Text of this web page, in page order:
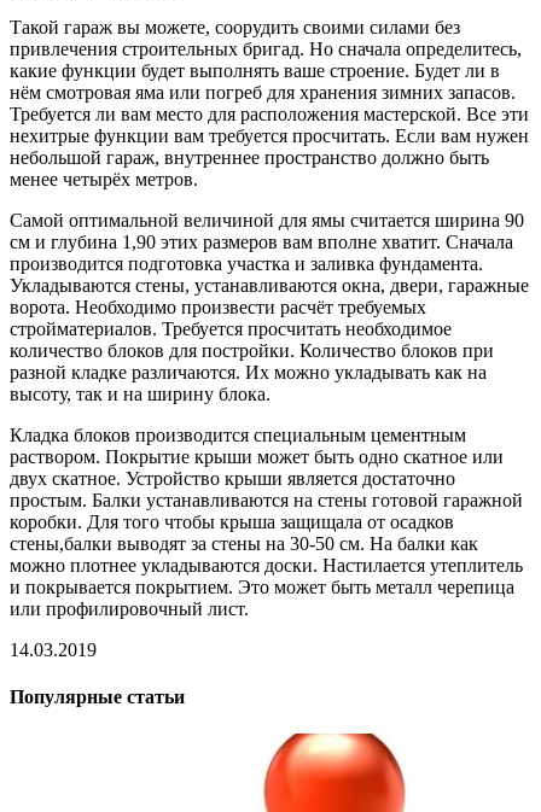
Такой гараж вы можете, соорудить своими силами без
привлечения строительных бригад. Но сначала определитесь,
какие функции будет выполнять ваше строение. Будет ли в
нём смотровая яма или погреб для хранения зимних запасов.
Требуется ли вам место для расположения мастерской. Все эти
нехитрые функции вам требуется просчитать. Если вам нужен
небольшой гараж, внутреннее пространство должно быть
менее четырёх метров.
Самой оптимальной величиной для ямы считается ширина 90
см и глубина 1,90 этих размеров вам вполне хватит. Сначала
производится подготовка участка и заливка фундамента.
Укладываются стены, устанавливаются окна, двери, гаражные
ворота. Необходимо произвести расчёт требуемых
стройматериалов. Требуется просчитать необходимое
количество блоков для постройки. Количество блоков при
разной кладке различаются. Их можно укладывать как на
высоту, так и на ширину блока.
Кладка блоков производится специальным цементным
раствором. Покрытие крыши может быть одно скатное или
двух скатное. Устройство крыши является достаточно
простым. Балки устанавливаются на стены готовой гаражной
коробки. Для того чтобы крыша защищала от осадков
стены,балки выводят за стены на 30-50 см. На балки как
можно плотнее укладываются доски. Настилается утеплитель
и покрывается покрытием. Это может быть металл черепица
или профилировочный лист.
14.03.2019
Популярные статьи